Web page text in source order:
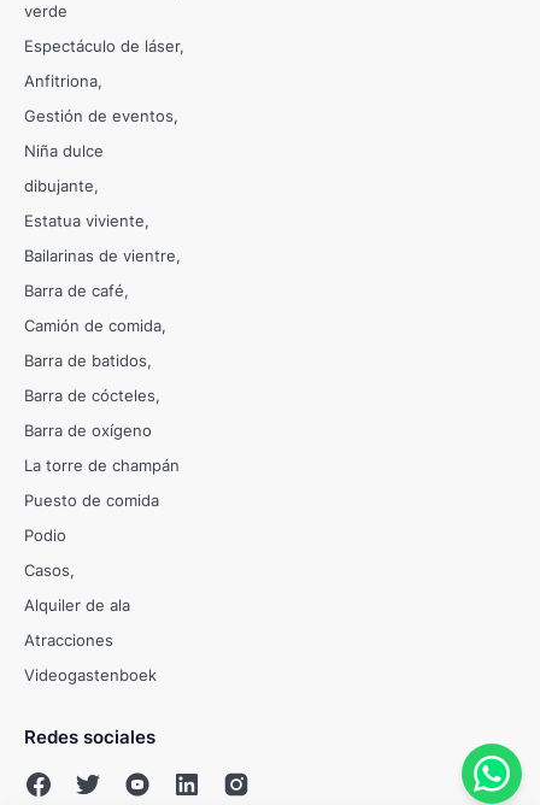
verde
Espectáculo de láser
Anfitriona
Gestión de eventos
Niña dulce
dibujante
Estatua viviente
Bailarinas de vientre
Barra de café
Camión de comida
Barra de batidos
Barra de cócteles
Barra de oxígeno
La torre de champán
Puesto de comida
Podio
Casos
Alquiler de ala
Atracciones
Videogastenboek
Redes sociales